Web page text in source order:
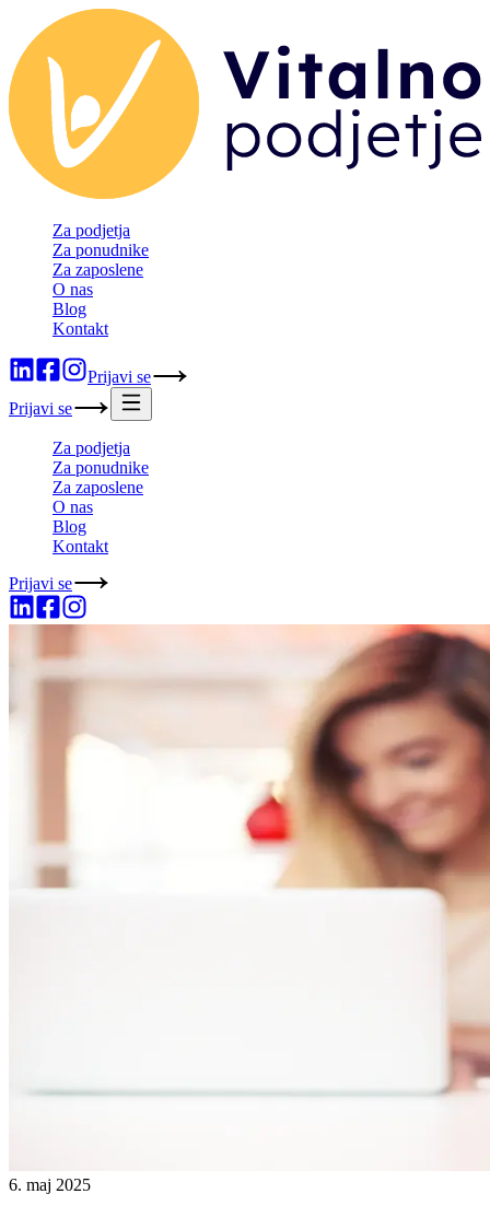
Za podjetja
Za ponudnike
Za zaposlene
O nas
Blog
Kontakt
Prijavi se
Prijavi se
Za podjetja
Za ponudnike
Za zaposlene
O nas
Blog
Kontakt
Prijavi se
6. maj 2025